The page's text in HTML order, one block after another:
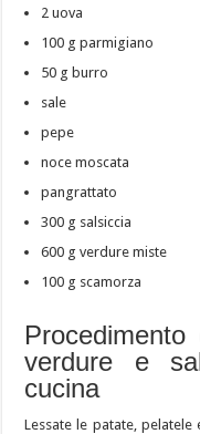
2 uova
100 g parmigiano
50 g burro
sale
pepe
noce moscata
pangrattato
300 g salsiccia
600 g verdure miste
100 g scamorza
verdure e
cucina
Lessate le patate,